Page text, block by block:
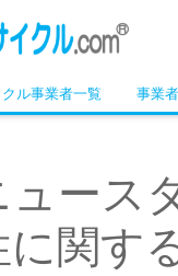
クル事業者一覧 事業
ュース
に関す